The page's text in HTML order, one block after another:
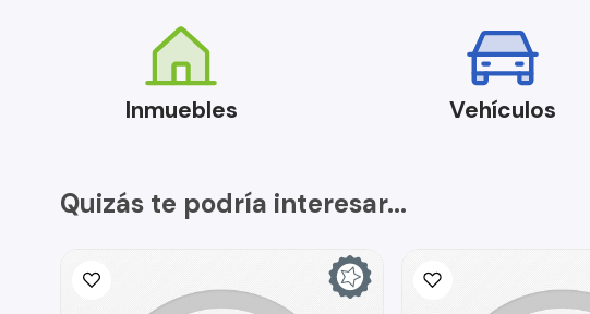
Inmuebles Vehículos
Quizás te podría interesar...